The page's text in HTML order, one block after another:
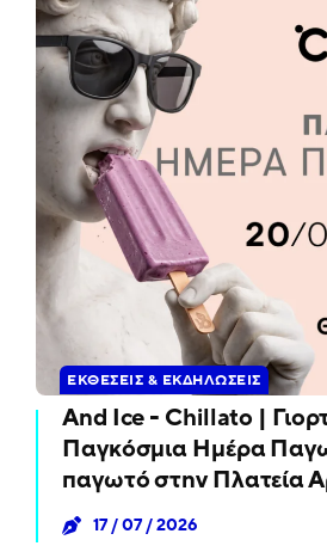
ΕΚΘΈΣΕΙΣ & ΕΚΔΗΛΏΣΕΙΣ
And Ice - Chillato |
Παγκόσμια Ημέρα
παγωτό στην Πλατεία
17 / 07 / 2026